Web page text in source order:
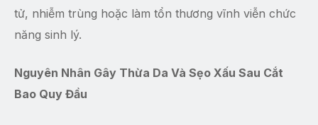
tử, nhiễm trùng hoặc làm tổn thương vĩnh viễn chức
năng sinh lý.
Nguyên Nhân Gây Thừa Da Và Sẹo Xấu Sau Cắt
Bao Quy Đầu